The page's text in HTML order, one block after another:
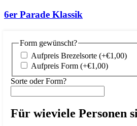
Form gewünscht?
Aufpreis Brezelsorte (+€1,00)
Aufpreis Form (+€1,00)
Sorte oder Form?
Für wieviele Personen
6er Parade Klassik
89,00
Enthält 10% MwSt.
zzgl.Versand
Optionen wählen
In Wunschliste speichern